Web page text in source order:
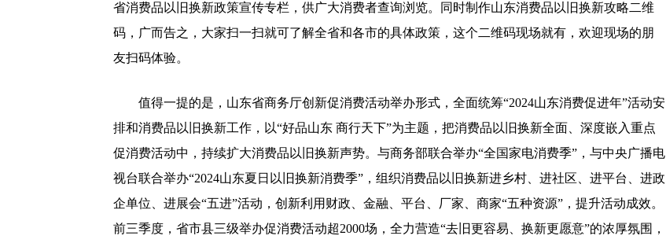
省消费品以旧换新政策宣传专栏，供广大消费者查询浏览。同时制作山东消费品以旧换新攻略二维
码，广而告之，大家扫一扫就可了解全省和各市的具体政策，这个二维码现场就有，欢迎现场的朋
友扫码体验。
值得一提的是，山东省商务厅创新促消费活动举办形式，全面统筹“2024山东消费促进年”活动安
排和消费品以旧换新工作，以“好品山东 商行天下”为主题，把消费品以旧换新全面、深度嵌入重点
促消费活动中，持续扩大消费品以旧换新声势。与商务部联合举办“全国家电消费季”，与中央广播电
视台联合举办“2024山东夏日以旧换新消费季”，组织消费品以旧换新进乡村、进社区、进平台、进政
企单位、进展会“五进”活动，创新利用财政、金融、平台、厂家、商家“五种资源”，提升活动成效。
前三季度，省市县三级举办促消费活动超2000场，全力营造“去旧更容易、换新更愿意”的浓厚氛围，